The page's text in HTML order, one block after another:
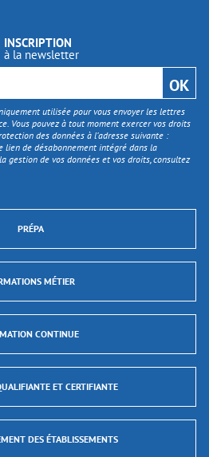
INSCRIPTION
à la newsletter
utilisée pour vous envoyer les lettres
Vous pouvez à tout moment exercer vos droits
des données à l’adresse suivante :
lien de désabonnement intégré dans la
gestion de vos données et vos droits, consultez
PRÉPA
MÉTIER
CONTINUE
ET CERTIFIANTE
DES ÉTABLISSEMENTS